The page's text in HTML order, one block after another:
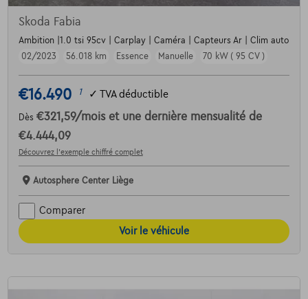
Skoda Fabia
Ambition |1.0 tsi 95cv | Carplay | Caméra | Capteurs Ar | Clim auto
02/2023
56.018 km Essence Manuelle 70 kW ( 95 CV )
€16.490 1 ✓ TVA déductible
Dès €321,59/mois et une dernière mensualité de
€4.444,09
Découvrez l’exemple chiffré complet
Autosphere Center Liège
Comparer
Voir le véhicule